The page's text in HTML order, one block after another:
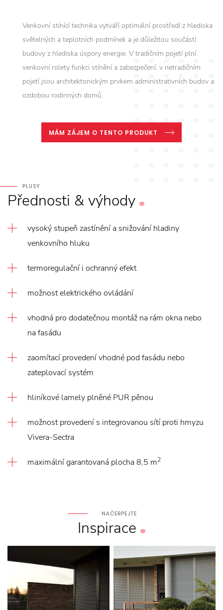
Venkovní stínící technika vytváří optimální prostředí z hlediska
světelných a teplotních podmínek a je důležitou součástí
budovy z hlediska úspory energie. V tradičním pojetí plní
venkovní rolety funkci stínění a zabezpečení, v netradičním
pojetí jsou architektonickým prvkem administrativních budov a
ozdobou rodinných domů.
MÁM ZÁJEM O TENTO PRODUKT
PLUSY
Přednosti &výhody
vysoký stupeň zastínění a snižování hladiny
venkovního hluku
termoregulační i ochranný efekt
možnost elektrického ovládání
vhodná pro dodatečnou montáž na rám okna nebo
na fasádu
zaomítací provedení vhodné pod fasádu nebo
zateplovací systém
hliníkové lamely plněné PUR pěnou
možnost provedení s integrovanou sítí proti hmyzu
Vivera-Sectra
maximální garantovaná plocha 8,5 m2
NAČERPEJTE
Inspirace